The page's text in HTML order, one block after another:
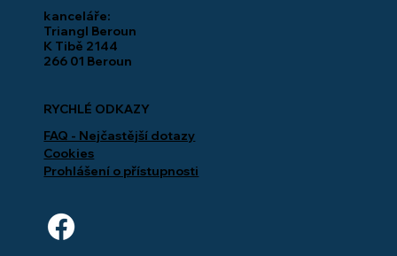
kanceláře:
Triangl Beroun
K Tibě 2144
266 01 Beroun
RYCHLÉ ODKAZY
FAQ - Nejčastější dotazy
Cookies
Prohlášení o přístupnosti